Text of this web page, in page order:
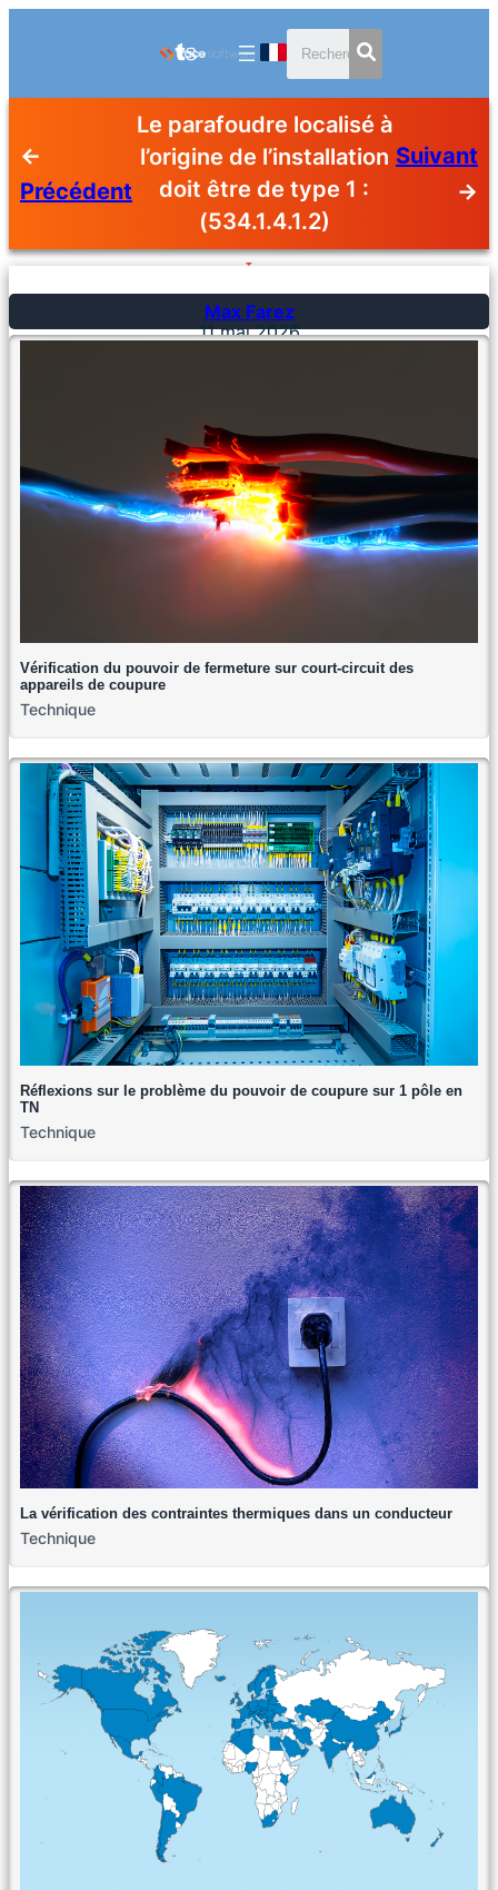
←
Précédent
Le parafoudre localisé à
l’origine de l’installation
doit être de type 1 :
(534.1.4.1.2)
Suivant
→
Max Farez
11 mai 2026
Vérification du pouvoir de fermeture sur court-circuit des
appareils de coupure
Technique
Réflexions sur le problème du pouvoir de coupure sur 1 pôle en
TN
Technique
La vérification des contraintes thermiques dans un conducteur
Technique